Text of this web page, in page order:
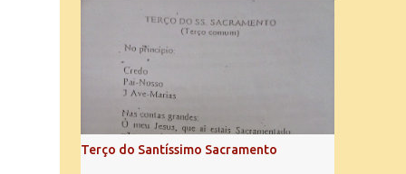
Salve Rainha: Salve Rainha , Mãe de
misericórdia, vida, doçura, esperança nossa,
salve! A vós bradamos os degredados filhos
de Eva, a vós suspiramos, gemendo e
chorando neste vale de lágrimas. Eia, pois,
Advogada nossa, estes vossos olhos
misericordiosos a nós volvei, e depois deste
desterro, mostrai-nos Jesus. Bendito é o
Terço do Santíssimo Sacramento